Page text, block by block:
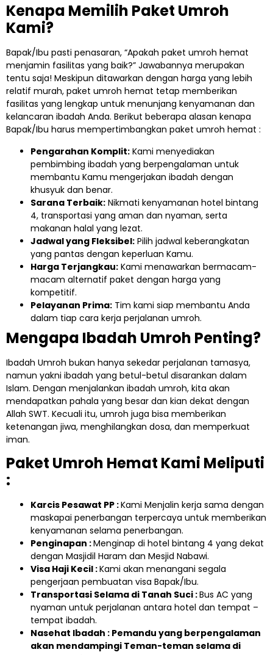
Kenapa Memilih Paket Umroh
Kami?
Bapak/Ibu pasti penasaran, “Apakah paket umroh hemat
menjamin fasilitas yang baik?” Jawabannya merupakan
tentu saja! Meskipun ditawarkan dengan harga yang lebih
relatif murah, paket umroh hemat tetap memberikan
fasilitas yang lengkap untuk menunjang kenyamanan dan
kelancaran ibadah Anda. Berikut beberapa alasan kenapa
Bapak/Ibu harus mempertimbangkan paket umroh hemat :
Pengarahan Komplit: Kami menyediakan
pembimbing ibadah yang berpengalaman untuk
membantu Kamu mengerjakan ibadah dengan
khusyuk dan benar.
Sarana Terbaik: Nikmati kenyamanan hotel bintang
4, transportasi yang aman dan nyaman, serta
makanan halal yang lezat.
Jadwal yang Fleksibel: Pilih jadwal keberangkatan
yang pantas dengan keperluan Kamu.
Harga Terjangkau: Kami menawarkan bermacam-
macam alternatif paket dengan harga yang
kompetitif.
Pelayanan Prima: Tim kami siap membantu Anda
dalam tiap cara kerja perjalanan umroh.
Mengapa Ibadah Umroh Penting?
Ibadah Umroh bukan hanya sekedar perjalanan tamasya,
namun yakni ibadah yang betul-betul disarankan dalam
Islam. Dengan menjalankan ibadah umroh, kita akan
mendapatkan pahala yang besar dan kian dekat dengan
Allah SWT. Kecuali itu, umroh juga bisa memberikan
ketenangan jiwa, menghilangkan dosa, dan memperkuat
iman.
Paket Umroh Hemat Kami Meliputi
:
Karcis Pesawat PP :Kami Menjalin kerja sama dengan
maskapai penerbangan terpercaya untuk memberikan
kenyamanan selama penerbangan.
Penginapan :Menginap di hotel bintang 4 yang dekat
dengan Masjidil Haram dan Mesjid Nabawi.
Visa Haji Kecil :Kami akan menangani segala
pengerjaan pembuatan visa Bapak/Ibu.
Transportasi Selama di Tanah Suci :Bus AC yang
nyaman untuk perjalanan antara hotel dan tempat –
tempat ibadah.
Nasehat Ibadah : Pemandu yang berpengalaman
akan mendampingi Teman-teman selama di